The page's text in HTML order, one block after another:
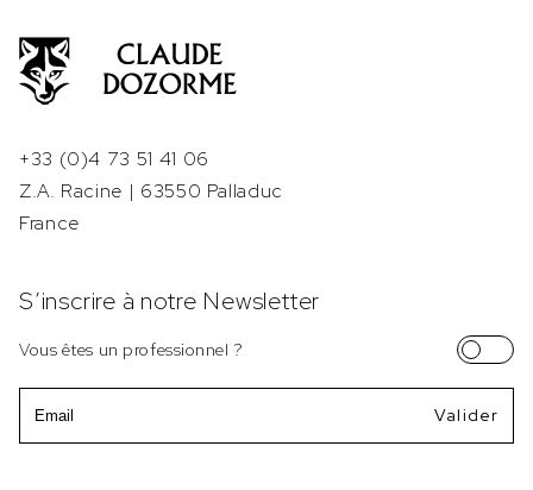
+33 (0)4 73 51 41 06
Z.A. Racine | 63550 Palladuc
France
S’inscrire à notre Newsletter
Vous êtes un professionnel ?
Email